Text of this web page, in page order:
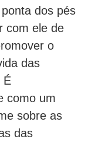
dos pés
com ele de
o
das
É
como um
sobre as
das